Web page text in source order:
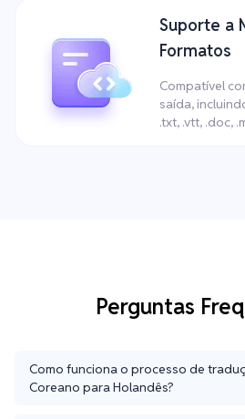
Suporte a
Formatos
Compatível
saída,
.txt, .vtt, .doc,
Perguntas
Como funciona o processo de
Coreano para Holandês?